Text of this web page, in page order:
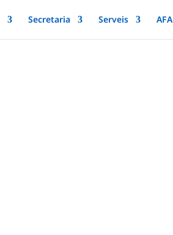
Secretaria Serveis AFA